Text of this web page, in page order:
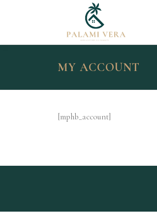
MY ACCOUNT
[mphb_account]